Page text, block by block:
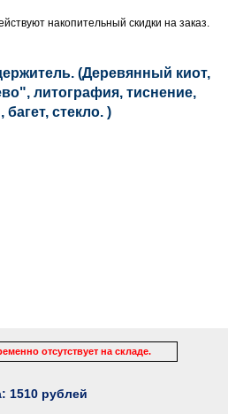
накопительный скидки на заказ.
(Деревянный киот,
литография, тиснение,
багет, стекло. )
отсутствует на складе.
1510 рублей